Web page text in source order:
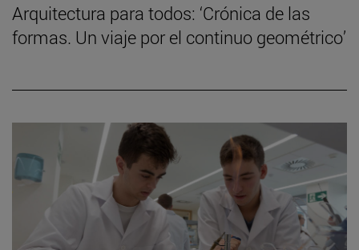
Arquitectura para todos: ‘Crónica de las
formas. Un viaje por el continuo geométrico’